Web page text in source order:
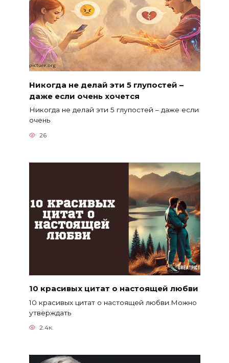
Никогда не делай эти 5 глупостей –
даже если очень хочется
Никогда не делай эти 5 глупостей – даже если
очень
26
10 красивых цитат о настоящей любви
10 красивых цитат о настоящей любви.Можно
утверждать
2.4к.